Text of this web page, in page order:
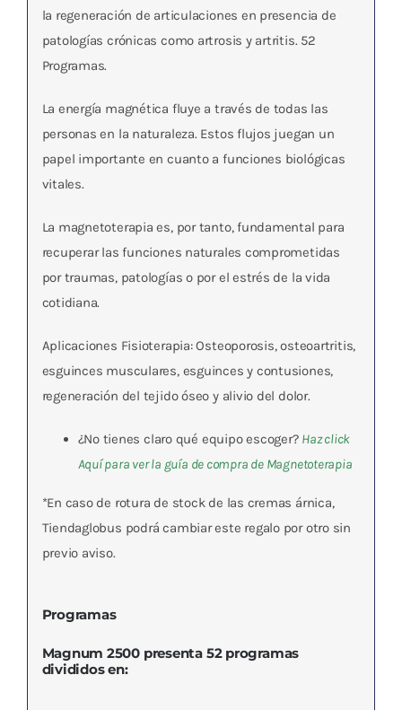
la regeneración de articulaciones en presencia de
patologías crónicas como artrosis y artritis. 52
Programas.
La energía magnética fluye a través de todas las
personas en la naturaleza. Estos flujos juegan un
papel importante en cuanto a funciones biológicas
vitales.
La magnetoterapia es, por tanto, fundamental para
recuperar las funciones naturales comprometidas
por traumas, patologías o por el estrés de la vida
cotidiana.
Aplicaciones Fisioterapia: Osteoporosis, osteoartritis,
esguinces musculares, esguinces y contusiones,
regeneración del tejido óseo y alivio del dolor.
¿No tienes claro qué equipo escoger? Haz click
Aquí para ver la guía de compra de Magnetoterapia
*En caso de rotura de stock de las cremas árnica,
Tiendaglobus podrá cambiar este regalo por otro sin
previo aviso.
Programas
Magnum 2500 presenta 52 programas
divididos en: